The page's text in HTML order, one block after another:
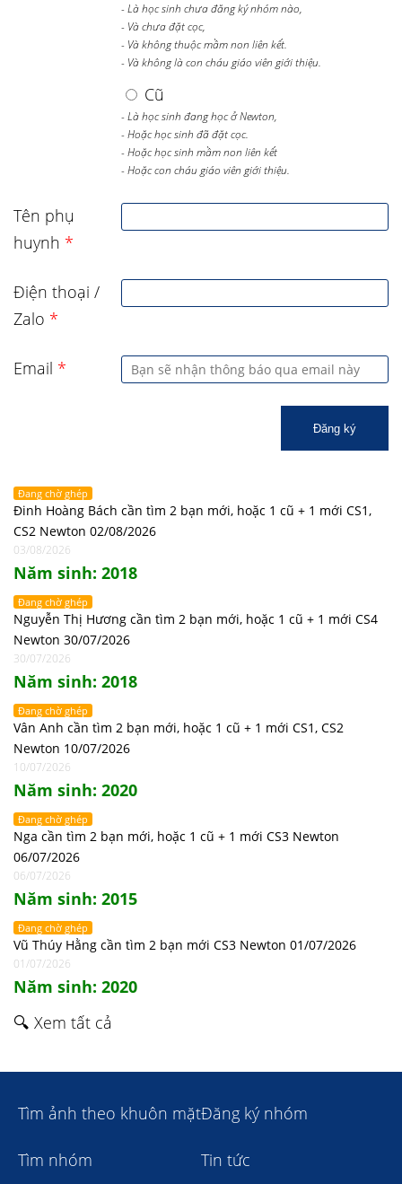
- Là học sinh chưa đăng ký nhóm nào,
- Và chưa đặt cọc,
- Và không thuộc mầm non liên kết.
- Và không là con cháu giáo viên giới thiệu.
Cũ
- Là học sinh đang học ở Newton,
- Hoặc học sinh đã đặt cọc.
- Hoặc học sinh mầm non liên kết
- Hoặc con cháu giáo viên giới thiệu.
Tên phụ
huynh *
Điện thoại /
Zalo *
Email *
Đăng ký
Đang chờ ghép
Đinh Hoàng Bách cần tìm 2 bạn mới, hoặc 1 cũ + 1 mới CS1,
CS2 Newton 02/08/2026
03/08/2026
Năm sinh: 2018
Đang chờ ghép
Nguyễn Thị Hương cần tìm 2 bạn mới, hoặc 1 cũ + 1 mới CS4
Newton 30/07/2026
30/07/2026
Năm sinh: 2018
Đang chờ ghép
Vân Anh cần tìm 2 bạn mới, hoặc 1 cũ + 1 mới CS1, CS2
Newton 10/07/2026
10/07/2026
Năm sinh: 2020
Đang chờ ghép
Nga cần tìm 2 bạn mới, hoặc 1 cũ + 1 mới CS3 Newton
06/07/2026
06/07/2026
Năm sinh: 2015
Đang chờ ghép
Vũ Thúy Hằng cần tìm 2 bạn mới CS3 Newton 01/07/2026
01/07/2026
Năm sinh: 2020
🔍 Xem tất cả
Tìm ảnh theo khuôn mặtĐăng ký nhóm
Tìm nhóm Tin tức